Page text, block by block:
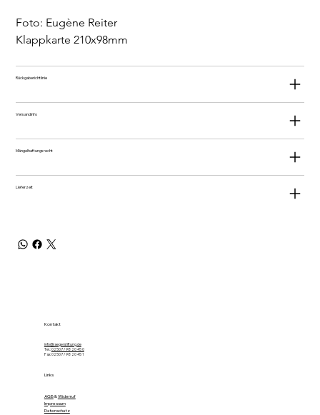
Foto: Eugène Reiter
Klappkarte 210x98mm
Rückgaberichtlinie
Versandinfo
Mängelhaftungsrecht
Lieferzeit
Links
AGB&Widerruf
Impressum
Datenschutz
info@jaegerstiftung.de
Tel.:02507 / 98 20 45 0
Fax: 02507 / 98 20 45 1
Kontakt